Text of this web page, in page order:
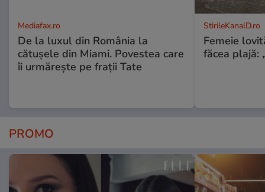
Mediafax.ro
De la luxul din România la
cătușele din Miami. Povestea care
îi urmărește pe frații Tate
StirileKanalD.ro
Femeie
făcea plajă:
PROMO